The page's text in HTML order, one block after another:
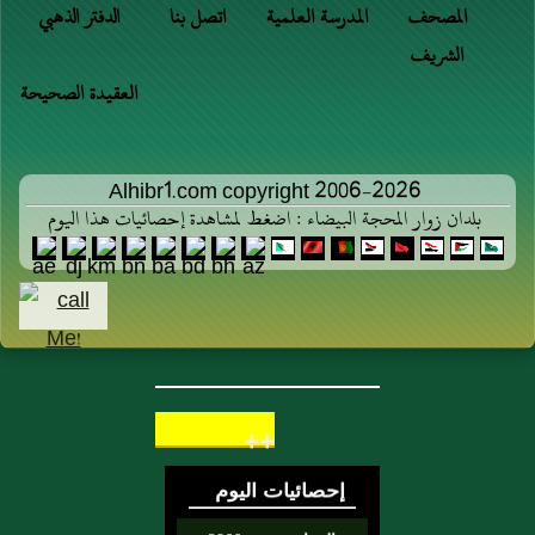
الدفتر الذهبي اتصل بنا المدرسة العلمية
المصحف
الشريف
العقيدة الصحيحة
Alhibr1.com copyright 2006-2026
بلدان زوار المحجة البيضاء : اضغط لمشاهدة إحصائيات هذا اليوم
++